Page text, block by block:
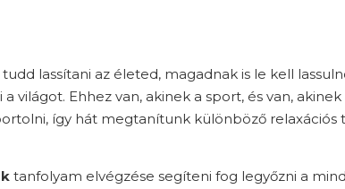
lassítani az életed, magadnak is le kell
Ehhez van, akinek a sport, és van, akinek
így hát megtanítunk különböző relaxációs
tanfolyam elvégzése segíteni fog legyőzni a